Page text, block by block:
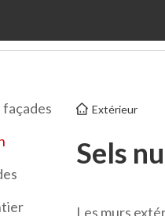
façades
Extérieur
Sels
Les murs